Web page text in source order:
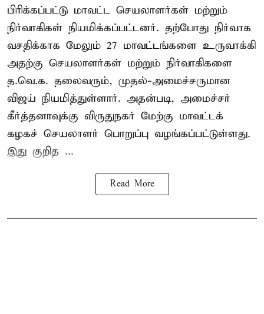
பிரிக்கப்பட்டு மாவட்ட செயலாளர்கள் மற்றும்
நிர்வாகிகள் நியமிக்கப்பட்டனர். தற்போது நிர்வாக
வசதிக்காக மேலும் 27 மாவட்டங்களை உருவாக்கி
அதற்கு செயலாளர்கள் மற்றும் நிர்வாகிகளை
த.வெ.க. தலைவரும், முதல்-அமைச்சருமான
விஜய் நியமித்துள்ளார். அதன்படி, அமைச்சர்
கீர்த்தனாவுக்கு விருதுநகர் மேற்கு மாவட்டக்
கழகச் செயலாளர் பொறுப்பு வழங்கப்பட்டுள்ளது.
இது குறித ...
Read More